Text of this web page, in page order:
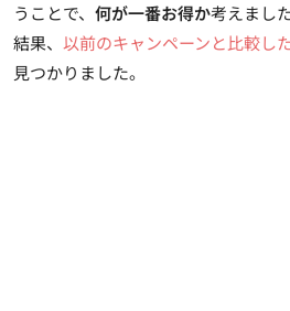
うことで、 何が一番お得か考えました
結果、 以前のキャンペーンと比較し
見つかりました。